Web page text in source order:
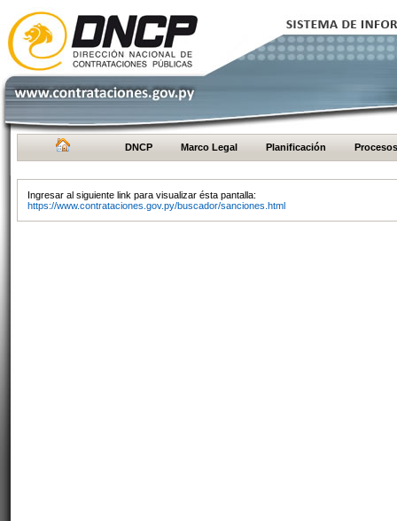
DNCP Marco Legal Planificación Procesos
Ingresar al siguiente link para visualizar ésta pantalla:
https://www.contrataciones.gov.py/buscador/sanciones.html